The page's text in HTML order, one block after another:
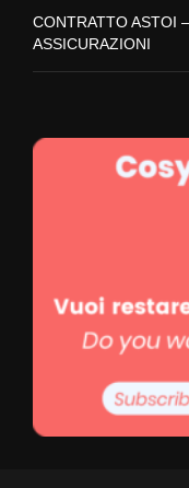
CONTRATTO ASTOI
ASSICURAZIONI